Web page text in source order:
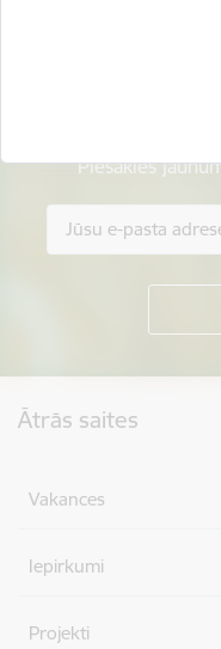
Esi
Piesakies
Ātrās saites
Vakances
Iepirkumi
Projekti